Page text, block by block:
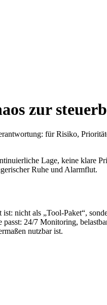
zur
für Risiko,
Lage, keine klare
Ruhe und Alarmflut.
nicht als „Tool-Paket“,
24/7 Monitoring,
nutzbar ist.